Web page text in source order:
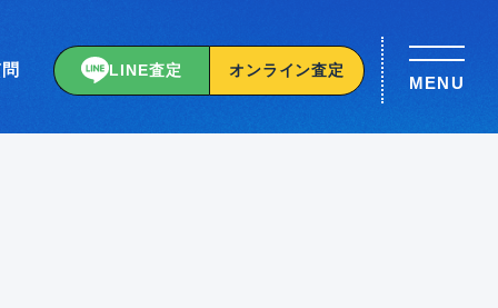
LINE査定 オンライン査定
MENU